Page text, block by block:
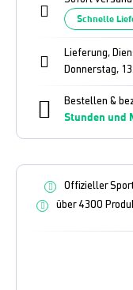
Schnelle
Lieferung,
Donnerstag,
Bestellen &
Stunden und
Offizieller
über 4300